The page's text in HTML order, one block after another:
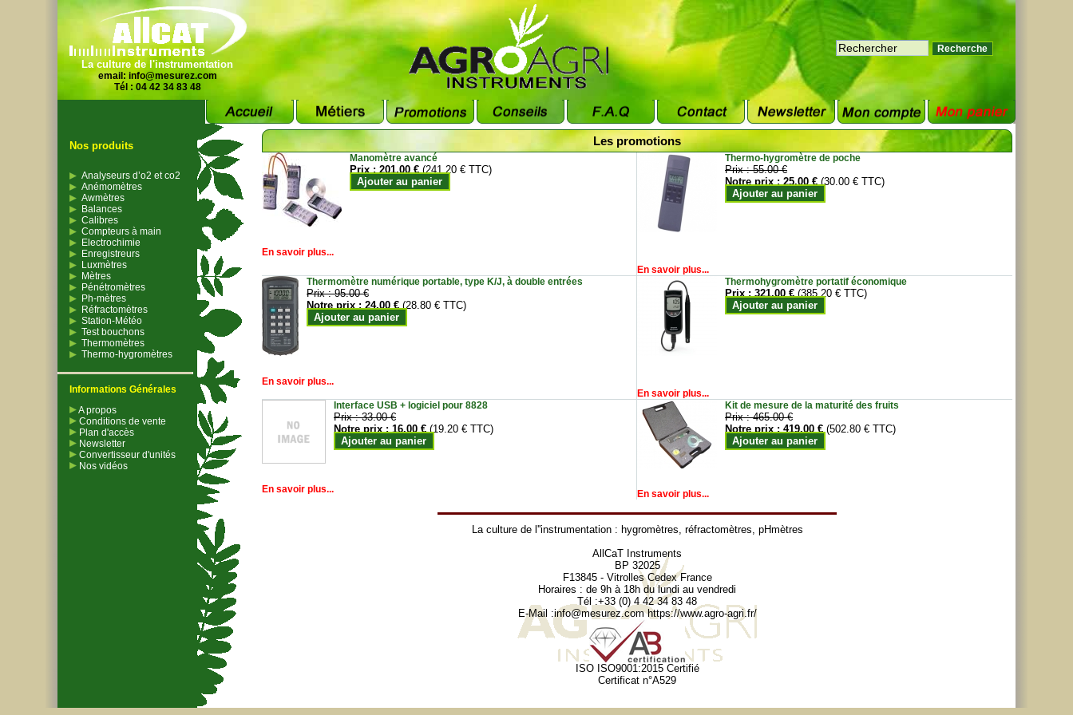
La culture de l'instrumentation
email: info@mesurez.com
Tél : 04 42 34 83 48
Nos produits
Analyseurs d’o2 et co2
Anémomètres
Awmètres
Balances
Calibres
Compteurs à main
Electrochimie
Enregistreurs
Luxmètres
Mètres
Pénétromètres
Ph-mètres
Réfractomètres
Station-Météo
Test bouchons
Thermomètres
Thermo-hygromètres
Informations Générales
A propos
Conditions de vente
Plan d'accès
Newsletter
Convertisseur d'unités
Nos vidéos
Les promotions
Manomètre avancé
Prix :201.00 € (241.20 € TTC)
Ajouter au panier
En savoir plus...
Thermo-hygromètre de poche
Prix :55.00 €
Notre prix :25.00 € (30.00 € TTC)
Ajouter au panier
En savoir plus...
Thermomètre numérique portable, type K/J, à double entrées
Prix :95.00 €
Notre prix :24.00 € (28.80 € TTC)
Ajouter au panier
En savoir plus...
Thermohygromètre portatif économique
Prix :321.00 € (385.20 € TTC)
Ajouter au panier
En savoir plus...
Interface USB + logiciel pour 8828
Prix :33.00 €
Notre prix :16.00 € (19.20 € TTC)
Ajouter au panier
En savoir plus...
Kit de mesure de la maturité des fruits
Prix :465.00 €
Notre prix :419.00 € (502.80 € TTC)
Ajouter au panier
En savoir plus...
La culture de l''instrumentation : hygromètres, réfractomètres, pHmètres
AllCaT Instruments
BP 32025
F13845 - Vitrolles Cedex France
Horaires : de 9h à 18h du lundi au vendredi
Tél :+33 (0) 4 42 34 83 48
E-Mail :info@mesurez.com https://www.agro-agri.fr/
ISO ISO9001:2015 Certifié
Certificat n°A529